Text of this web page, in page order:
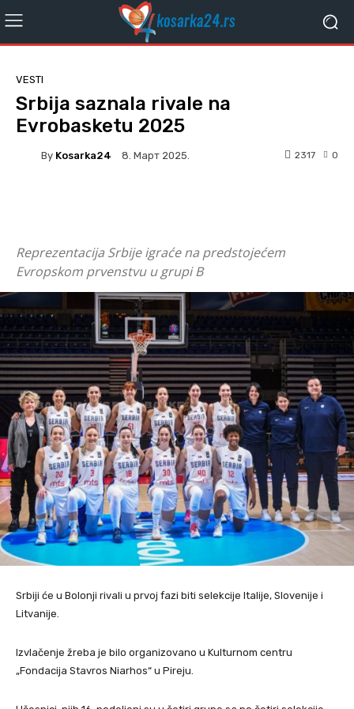
VESTI
Srbija saznala rivale na
Evrobasketu 2025
By Kosarka24 8. Март 2025. 0
2317
Reprezentacija Srbije igraće na predstojećem
Evropskom prvenstvu u grupi B
Srbiji će u Bolonji rivali u prvoj fazi biti selekcije Italije, Slovenije i
Litvanije.
Izvlačenje žreba je bilo organizovano u Kulturnom centru
„Fondacija Stavros Niarhos“ u Pireju.